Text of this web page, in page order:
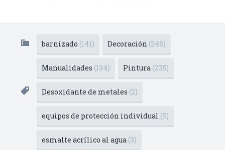
barnizado (141) Decoración (248)
Manualidades (134) Pintura (235)
Desoxidante de metales (2)
equipos de protección individual (5)
esmalte acrílico al agua (3)